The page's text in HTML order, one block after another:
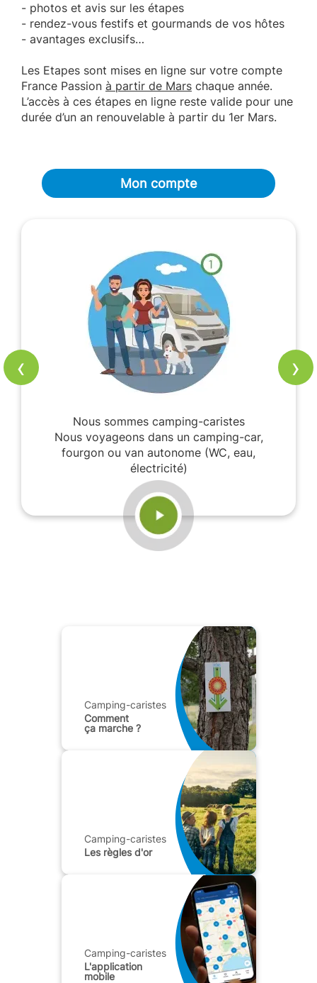
- photos et avis sur les étapes
- rendez-vous festifs et gourmands de vos hôtes
- avantages exclusifs…
Les Etapes sont mises en ligne sur votre compte
France Passion à partir de Mars chaque année.
L’accès à ces étapes en ligne reste valide pour une
durée d’un an renouvelable à partir du 1er Mars.
Mon compte
Nous sommes camping-caristes
Nous voyageons dans un camping-car,
fourgon ou van autonome (WC, eau,
électricité)
‹ ›
Camping-caristes
Comment
ça marche ?
Camping-caristes
Les règles d'or
Camping-caristes
L'application
mobile